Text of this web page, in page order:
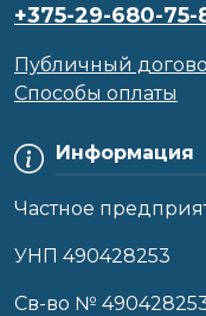
Информация
Частное
УНП 490428253
Cв-во №
+375-29-680-75-
Публичный
Способы оплаты